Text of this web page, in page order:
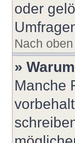
oder
Nach oben
»
Manche